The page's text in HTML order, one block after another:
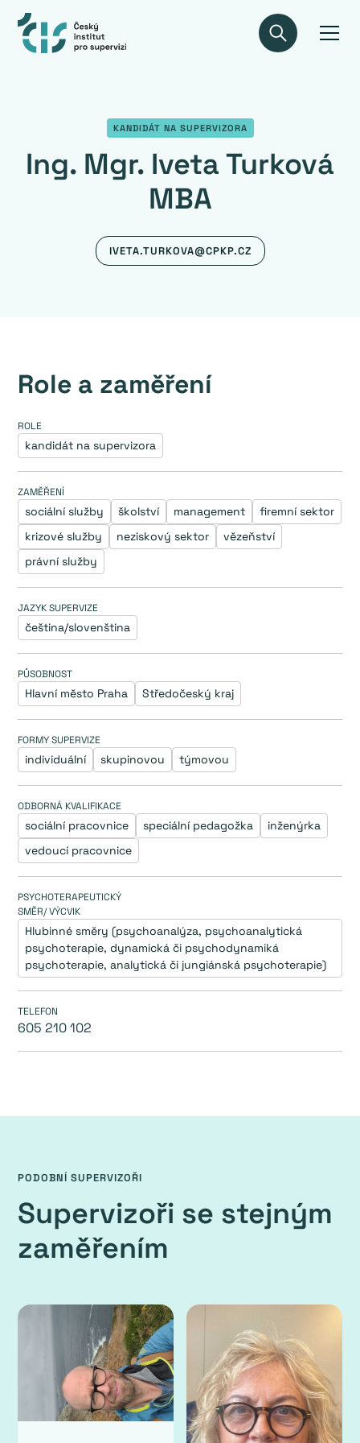
KANDIDÁT NA SUPERVIZORA
Ing. Mgr. Iveta Turková
MBA
IVETA.TURKOVA@CPKP.CZ
Role a zaměření
ROLE
kandidát na supervizora
ZAMĚŘENÍ
sociální služby školství management
firemní sektor
krizové služby
neziskový sektor
vězeňství
právní služby
JAZYK SUPERVIZE
čeština/slovenština
PŮSOBNOST
Hlavní město Praha Středočeský kraj
FORMY SUPERVIZE
individuální skupinovou týmovou
ODBORNÁ KVALIFIKACE
sociální pracovnice speciální pedagožka
inženýrka
vedoucí pracovnice
PSYCHOTERAPEUTICKÝ
SMĚR/ VÝCVIK
Hlubinné směry (psychoanalýza, psychoanalytická
psychoterapie, dynamická či psychodynamiká
psychoterapie, analytická či jungiánská psychoterapie)
TELEFON
605 210 102
PODOBNÍ SUPERVIZOŘI
Supervizoři se stejným
zaměřením